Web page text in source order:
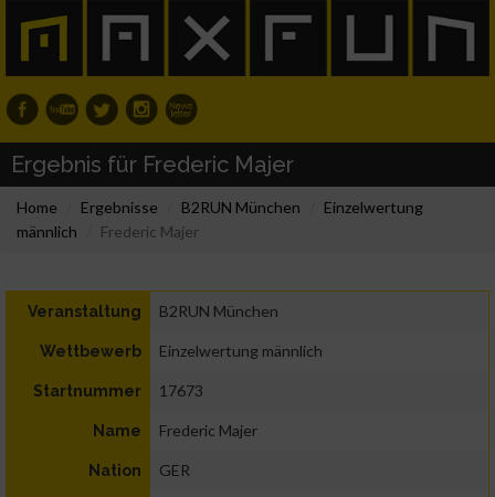
Ergebnis für Frederic Majer
Home Ergebnisse B2RUN München
Einzelwertung
männlich
Frederic Majer
Veranstaltung B2RUN München
Wettbewerb Einzelwertung männlich
Startnummer 17673
Name Frederic Majer
Nation GER